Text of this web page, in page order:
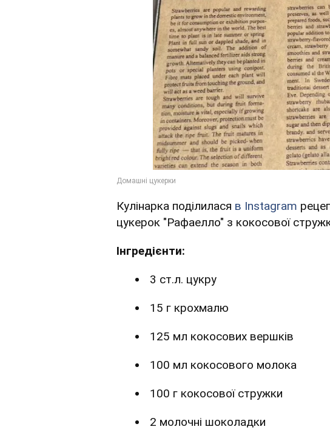
Кулінарка поділилася в Instagram
цукерок "Рафаелло" з кокосової
Інгредієнти:
3 ст.л. цукру
15 г крохмалю
125 мл кокосових вершків
100 мл кокосового молока
100 г кокосової стружки
2 молочні шоколадки